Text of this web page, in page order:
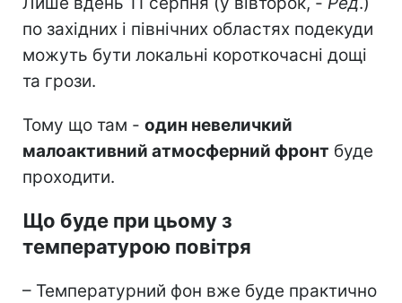
по західних і північних областях подекуди
можуть бути локальні короткочасні дощі
та грози.
Тому що там - один невеличкий
малоактивний атмосферний фронт буде
проходити.
Що буде при цьому з
температурою повітря
– Температурний фон вже буде практично